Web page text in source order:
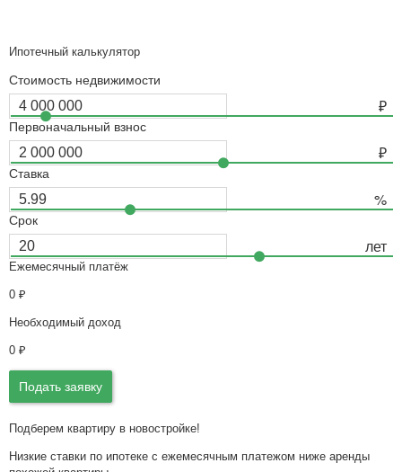
Ипотечный калькулятор
Стоимость недвижимости
Первоначальный взнос
Ставка
Срок
Ежемесячный платёж
0 ₽
Необходимый доход
0 ₽
Подать заявку
Подберем квартиру в новостройке!
Низкие ставки по ипотеке с ежемесячным платежом ниже аренды